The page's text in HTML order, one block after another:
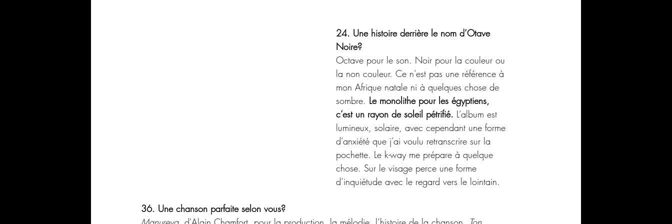
24. Une histoire derrière le nom d’Otave
Noire?
Octave pour le son. Noir pour la couleur ou
la non couleur. Ce n’est pas une référence à
mon Afrique natale ni à quelques chose de
sombre. Le monolithe pour les égyptiens,
c’est un rayon de soleil pétrifié. L’album est
lumineux, solaire, avec cependant une forme
d’anxiété que j’ai voulu retranscrire sur la
pochette. Le k-way me prépare à quelque
chose. Sur le visage perce une forme
d’inquiétude avec le regard vers le lointain.
36. Une chanson parfaite selon vous?